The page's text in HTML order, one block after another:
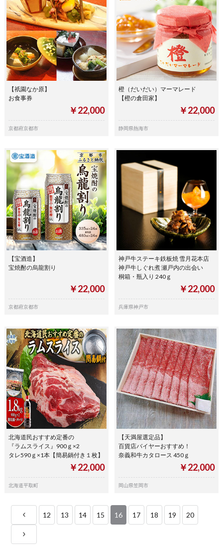
【祇園なか原】
お食事券
￥22,000
京都府京都市
橙（だいだい）マーマレード
【橙の倉田家】
￥22,000
静岡県熱海市
【宝酒造】
宝焼酎の烏龍割り
￥22,000
京都府京都市
神戸牛ステーキ鉄板焼 雪月花本店
神戸牛しぐれ煮 瀬戸内の出会い
桐箱・瓶入り 240ｇ
￥22,000
兵庫県神戸市
北海道民おすすめ定番の
『ラムスライス』900ｇ×2
タレ590ｇ×1本【簡易鍋付き１枚】
￥22,000
北海道平取町
【天満屋選定品】
百貨店バイヤーおすすめ！
奈義和牛カタロース 450ｇ
￥22,000
岡山県笠岡市
12 13 14 15 16 17 18 19 20